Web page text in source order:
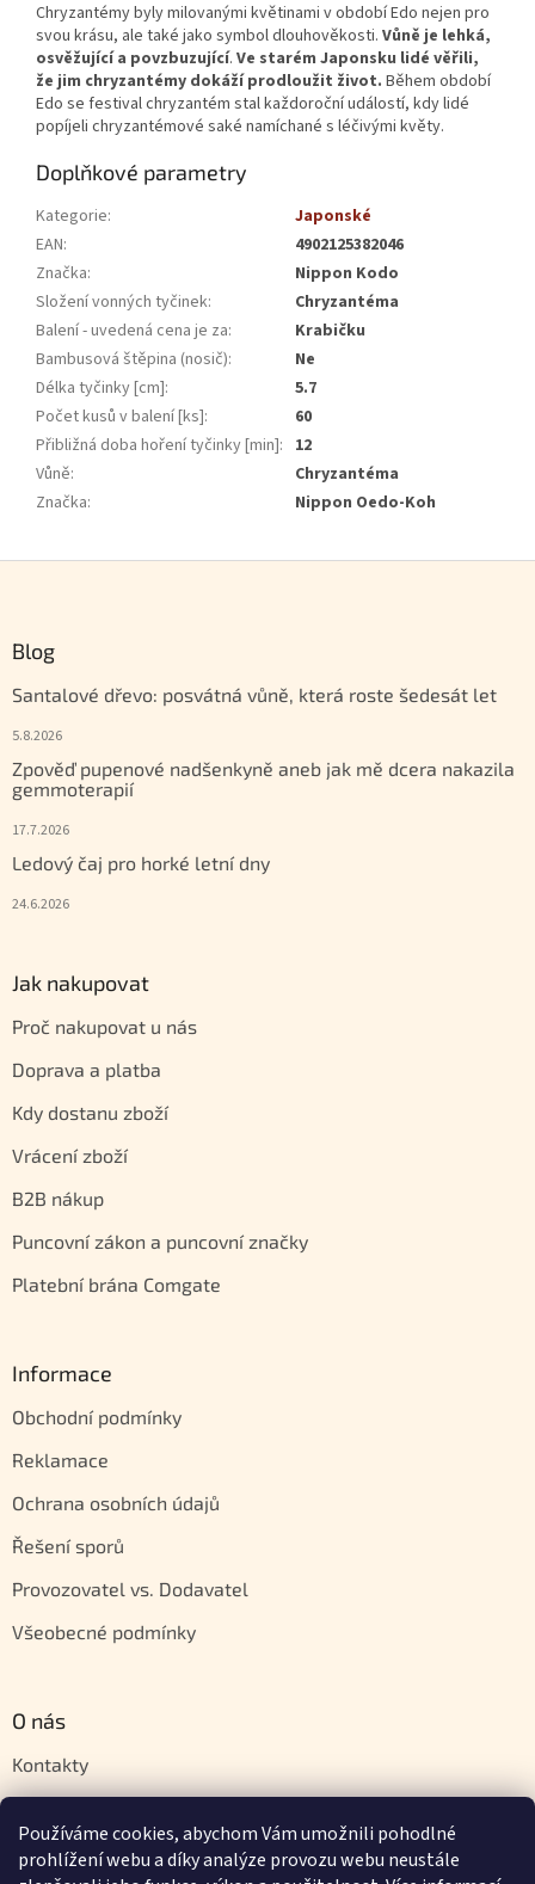
Používáme cookies, abychom Vám umožnili pohodlné
prohlížení webu a díky analýze provozu webu neustále
Chryzantémy byly milovanými květinami v období Edo nejen pro
svou krásu, ale také jako symbol dlouhověkosti. Vůně je lehká,
osvěžující a povzbuzující. Ve starém Japonsku lidé věřili,
že jim chryzantémy dokáží prodloužit život. Během období
Edo se festival chryzantém stal každoroční událostí, kdy lidé
popíjeli chryzantémové saké namíchané s léčivými květy.
Doplňkové parametry
Kategorie:
Japonské
EAN:
4902125382046
Značka:
Nippon Kodo
Složení vonných tyčinek:
Chryzantéma
Balení - uvedená cena je za:
Krabičku
Bambusová štěpina (nosič):
Ne
Délka tyčinky [cm]:
5.7
Počet kusů v balení [ks]:
60
Přibližná doba hoření tyčinky [min]: 12
Vůně:
Chryzantéma
Značka: Nippon Oedo-Koh
Blog
Santalové dřevo: posvátná vůně, která roste šedesát let
5.8.2026
Zpověď pupenové nadšenkyně aneb jak mě dcera nakazila
gemmoterapií
17.7.2026
Ledový čaj pro horké letní dny
24.6.2026
Jak nakupovat
Proč nakupovat u nás
Doprava a platba
Kdy dostanu zboží
Vrácení zboží
B2B nákup
Puncovní zákon a puncovní značky
Platební brána Comgate
Informace
Obchodní podmínky
Reklamace
Ochrana osobních údajů
Řešení sporů
Provozovatel vs. Dodavatel
Všeobecné podmínky
O nás
Kontakty
Napište nám